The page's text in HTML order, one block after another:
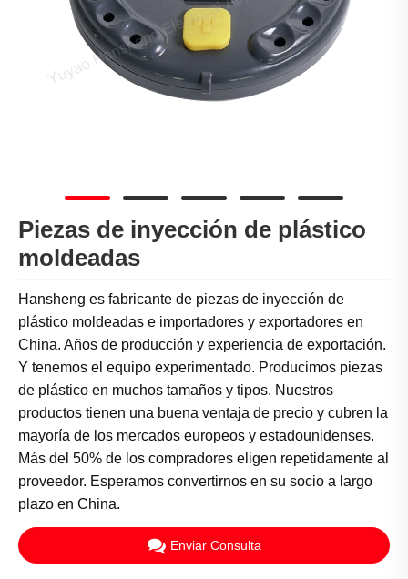
Piezas de inyección de plástico
moldeadas
Hansheng es fabricante de piezas de inyección de
plástico moldeadas e importadores y exportadores en
China. Años de producción y experiencia de exportación.
Y tenemos el equipo experimentado. Producimos piezas
de plástico en muchos tamaños y tipos. Nuestros
productos tienen una buena ventaja de precio y cubren la
mayoría de los mercados europeos y estadounidenses.
Más del 50% de los compradores eligen repetidamente al
proveedor. Esperamos convertirnos en su socio a largo
plazo en China.
Enviar Consulta